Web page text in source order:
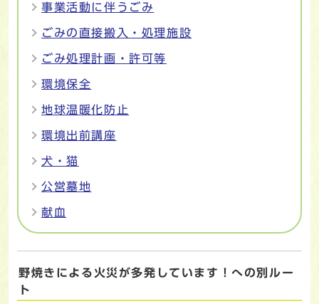
事業活動に伴うごみ
ごみの直接搬入・処理施設
ごみ処理計画・許可等
環境保全
地球温暖化防止
環境出前講座
犬・猫
公営墓地
献血
野焼きによる火災が多発しています！への別ルー
ト